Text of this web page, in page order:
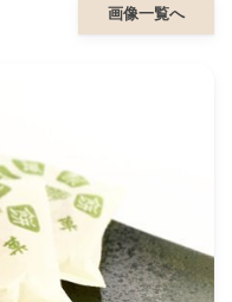
画像一覧へ